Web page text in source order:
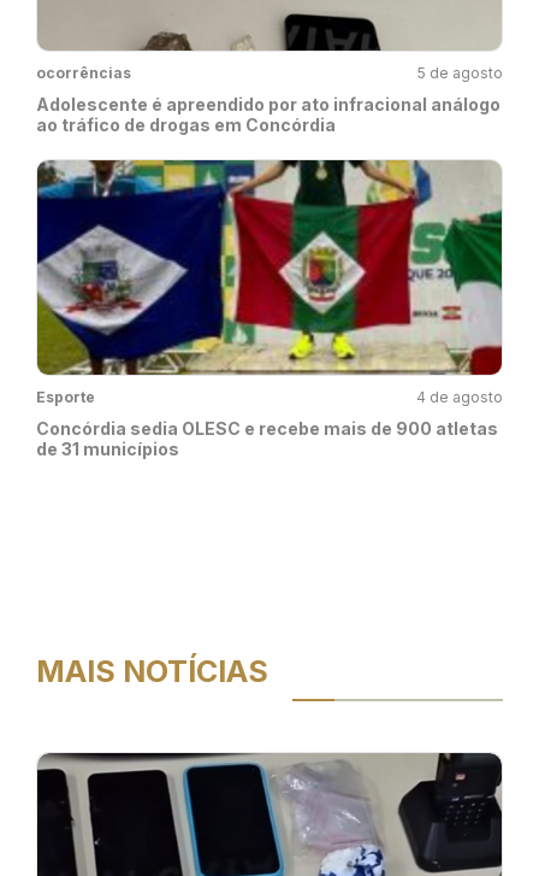
ocorrências 5 de agosto
Adolescente é apreendido por ato infracional análogo
ao tráfico de drogas em Concórdia
Esporte 4 de agosto
Concórdia sedia OLESC e recebe mais de 900 atletas
de 31 municípios
MAIS NOTÍCIAS